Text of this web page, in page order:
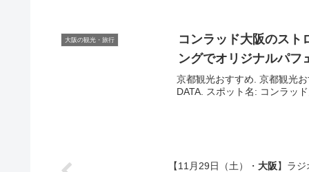
大阪の観光・旅行 コンラッド大阪のスト
ングでオリジナルパ
京都観光おすすめ. 京都観光
DATA. スポット名: コンラッ
【11月29日（土）・ 大阪】ラ